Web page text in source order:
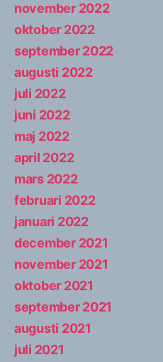
november 2022
oktober 2022
september 2022
augusti 2022
juli 2022
juni 2022
maj 2022
april 2022
mars 2022
februari 2022
januari 2022
december 2021
november 2021
oktober 2021
september 2021
augusti 2021
juli 2021